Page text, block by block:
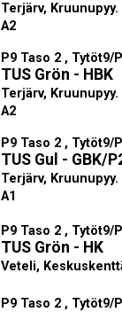
Terjärv,
A2
P9 Taso 2 , Tytöt9/
TUS Grön - HBK
Terjärv,
A2
P9 Taso 2 , Tytöt9/
TUS Gul - GBK/
Terjärv,
A1
P9 Taso 2 , Tytöt9/
TUS Grön - HK
Veteli,
P9 Taso 2 , Tytöt9/